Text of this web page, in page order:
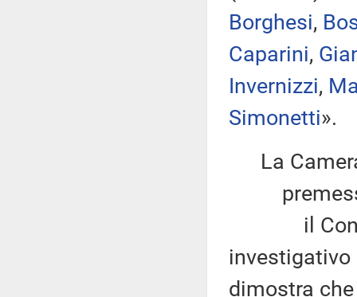
Borghesi,
Caparini,
Invernizzi,
Simonetti».
La
il
dimostra